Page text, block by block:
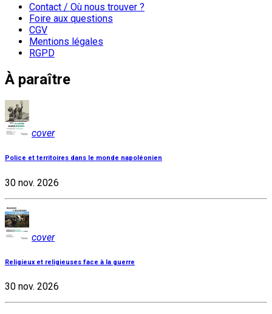
Contact / Où nous trouver ?
Foire aux questions
CGV
Mentions légales
RGPD
À paraître
cover
Police et territoires dans le monde napoléonien
30 nov. 2026
cover
Religieux et religieuses face à la guerre
30 nov. 2026